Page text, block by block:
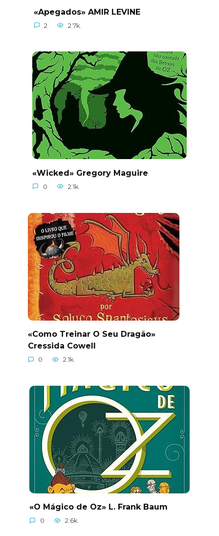
«Apegados» AMIR LEVINE
2 2.7k.
«Wicked» Gregory Maguire
0 2.1k.
«Como Treinar O Seu Dragão»
Cressida Cowell
0 2.1k.
«O Mágico de Oz» L. Frank Baum
0 2.6k.